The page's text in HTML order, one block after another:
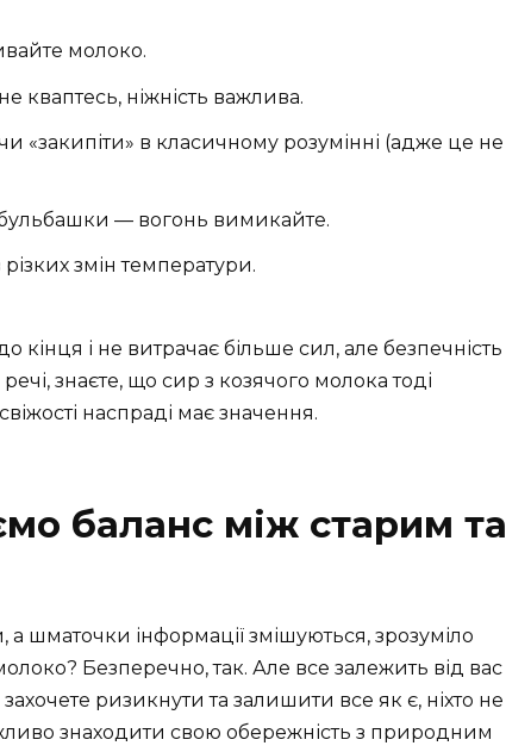
молоко.
кваптесь, ніжність важлива.
«закипіти» в класичному розумінні (адже це не
— вогонь вимикайте.
змін температури.
кінця і не витрачає більше сил, але безпечність
знаєте, що сир з козячого молока тоді
наспраді має значення.
баланс між старим та
шматочки інформації змішуються, зрозуміло
Безперечно, так. Але все залежить від вас
ризикнути та залишити все як є, ніхто не
знаходити свою обережність з природним